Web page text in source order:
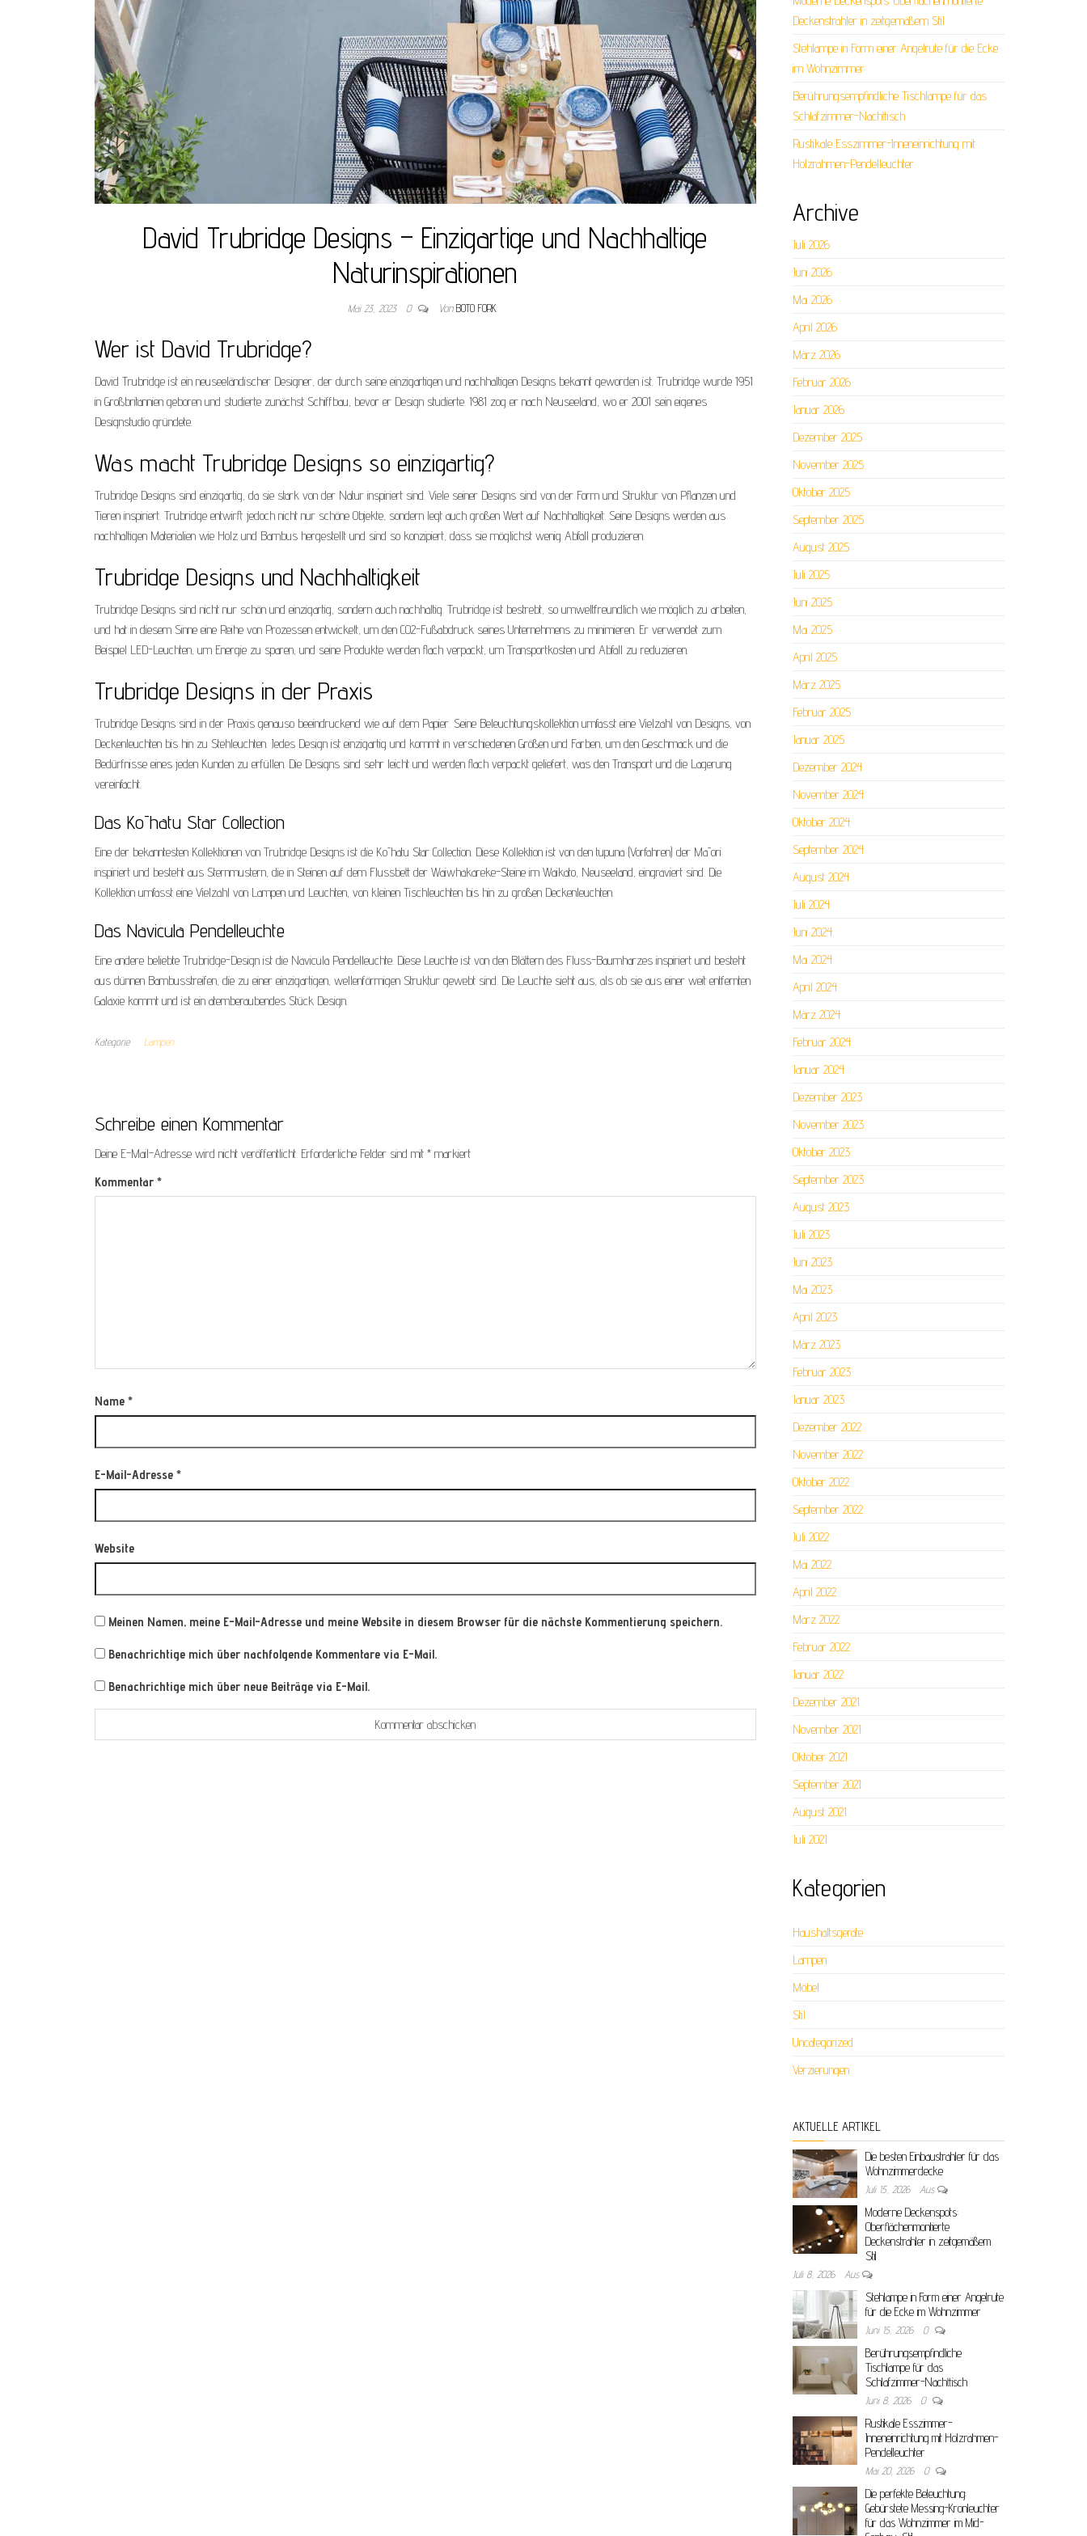
David Trubridge Designs – Einzigartige und Nachhaltige
Naturinspirationen
Mai 23, 2023 0 Von BOTO FORK
Wer ist David Trubridge?
David Trubridge ist ein neuseeländischer Designer, der durch seine einzigartigen und nachhaltigen Designs bekannt geworden ist. Trubridge wurde 1951
in Großbritannien geboren und studierte zunächst Schiffbau, bevor er Design studierte. 1981 zog er nach Neuseeland, wo er 2001 sein eigenes
Designstudio gründete.
Was macht Trubridge Designs so einzigartig?
Trubridge Designs sind einzigartig, da sie stark von der Natur inspiriert sind. Viele seiner Designs sind von der Form und Struktur von Pflanzen und
Tieren inspiriert. Trubridge entwirft jedoch nicht nur schöne Objekte, sondern legt auch großen Wert auf Nachhaltigkeit. Seine Designs werden aus
nachhaltigen Materialien wie Holz und Bambus hergestellt und sind so konzipiert, dass sie möglichst wenig Abfall produzieren.
Trubridge Designs und Nachhaltigkeit
Trubridge Designs sind nicht nur schön und einzigartig, sondern auch nachhaltig. Trubridge ist bestrebt, so umweltfreundlich wie möglich zu arbeiten,
und hat in diesem Sinne eine Reihe von Prozessen entwickelt, um den CO2-Fußabdruck seines Unternehmens zu minimieren. Er verwendet zum
Beispiel LED-Leuchten, um Energie zu sparen, und seine Produkte werden flach verpackt, um Transportkosten und Abfall zu reduzieren.
Trubridge Designs in der Praxis
Trubridge Designs sind in der Praxis genauso beeindruckend wie auf dem Papier. Seine Beleuchtungskollektion umfasst eine Vielzahl von Designs, von
Deckenleuchten bis hin zu Stehleuchten. Jedes Design ist einzigartig und kommt in verschiedenen Größen und Farben, um den Geschmack und die
Bedürfnisse eines jeden Kunden zu erfüllen. Die Designs sind sehr leicht und werden flach verpackt geliefert, was den Transport und die Lagerung
vereinfacht.
Das Kōhatu Star Collection
Eine der bekanntesten Kollektionen von Trubridge Designs ist die Kōhatu Star Collection. Diese Kollektion ist von den tupuna (Vorfahren) der Māori
inspiriert und besteht aus Sternmustern, die in Steinen auf dem Flussbett der Waiwhakareke-Steine im Waikato, Neuseeland, eingraviert sind. Die
Kollektion umfasst eine Vielzahl von Lampen und Leuchten, von kleinen Tischleuchten bis hin zu großen Deckenleuchten.
Das Navicula Pendelleuchte
Eine andere beliebte Trubridge-Design ist die Navicula Pendelleuchte. Diese Leuchte ist von den Blättern des Fluss-Baumharzes inspiriert und besteht
aus dünnen Bambusstreifen, die zu einer einzigartigen, wellenförmigen Struktur gewebt sind. Die Leuchte sieht aus, als ob sie aus einer weit entfernten
Galaxie kommt und ist ein atemberaubendes Stück Design.
Kategorie Lampen
Schreibe einen Kommentar
Deine E-Mail-Adresse wird nicht veröffentlicht. Erforderliche Felder sind mit * markiert
Kommentar *
Name *
E-Mail-Adresse *
Website
Meinen Namen, meine E-Mail-Adresse und meine Website in diesem Browser für die nächste Kommentierung speichern.
Benachrichtige mich über nachfolgende Kommentare via E-Mail.
Benachrichtige mich über neue Beiträge via E-Mail.
Deckenstrahler in zeitgemäßem Stil
Stehlampe in Form einer Angelrute für die Ecke
im Wohnzimmer
Berührungsempfindliche Tischlampe für das
Schlafzimmer-Nachttisch
Rustikale Esszimmer-Inneneinrichtung mit
Holzrahmen-Pendelleuchter
Archive
Juli 2026
Juni 2026
Mai 2026
April 2026
März 2026
Februar 2026
Januar 2026
Dezember 2025
November 2025
Oktober 2025
September 2025
August 2025
Juli 2025
Juni 2025
Mai 2025
April 2025
März 2025
Februar 2025
Januar 2025
Dezember 2024
November 2024
Oktober 2024
September 2024
August 2024
Juli 2024
Juni 2024
Mai 2024
April 2024
März 2024
Februar 2024
Januar 2024
Dezember 2023
November 2023
Oktober 2023
September 2023
August 2023
Juli 2023
Juni 2023
Mai 2023
April 2023
März 2023
Februar 2023
Januar 2023
Dezember 2022
November 2022
Oktober 2022
September 2022
Juli 2022
Mai 2022
April 2022
März 2022
Februar 2022
Januar 2022
Dezember 2021
November 2021
Oktober 2021
September 2021
August 2021
Juli 2021
Kategorien
Haushaltsgeräte
Lampen
Möbel
Stil
Uncategorized
Verzierungen
AKTUELLE ARTIKEL
Die besten Einbaustrahler für das
Wohnzimmerdecke
Juli 15, 2026 Aus
Moderne Deckenspots:
Oberflächenmontierte
Deckenstrahler in zeitgemäßem
Stil
Juli 8, 2026 Aus
Stehlampe in Form einer Angelrute
für die Ecke im Wohnzimmer
Juni 15, 2026 0
Berührungsempfindliche
Tischlampe für das
Schlafzimmer-Nachttisch
Juni 8, 2026 0
Rustikale Esszimmer-
Inneneinrichtung mit Holzrahmen-
Pendelleuchter
Mai 20, 2026 0
Die perfekte Beleuchtung:
Gebürstete Messing-Kronleuchter
für das Wohnzimmer im Mid-